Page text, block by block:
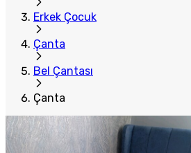
Erkek Çocuk
Çanta
Bel Çantası
Çanta